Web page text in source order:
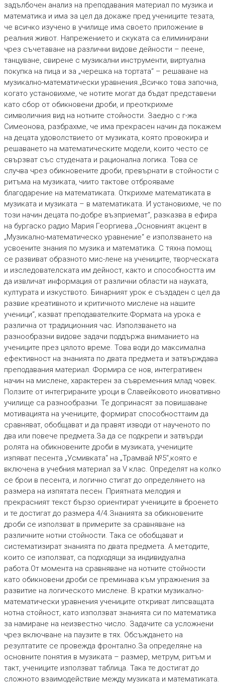
задълбочен анализ на преподавания материал по музика и
математика и има за цел да докаже пред учениците тезата,
че всичко изучено в училище има своето приложение в
реалния живот. Напрежението и скуката са елиминирани
чрез съчетаване на различни видове дейности – пеене,
танцуване, свирене с музикални инструменти, виртуална
покупка на пица и за „черешка на тортата“ – решаване на
музикално-математически уравнения.„Всичко това започна,
когато установихме, че нотите могат да бъдат представени
като сбор от обикновени дроби, и преоткрихме
символичния вид на нотните стойности. Заедно с г-жа
Симеонова, разбрахме, че има прекрасен начин да покажем
на децата удоволствието от музиката, която провокира и
решаването на математическите модели, които често се
свързват със студената и рационална логика. Това се
случва чрез обикновените дроби, превърнати в стойности с
ритъма на музиката, чиито тактове отброяваме
благодарение на математиката. Открихме математиката в
музиката и музиката – в математиката. И установихме, че по
този начин децата по-добре възприемат“, разказва в ефира
на бургаско радио Мария Георгиева.„Основният акцент в
„Музикално-математическо уравнение“ е използването на
усвоените знания по музика и математика. С тяхна помощ
се развиват образното мис-лене на учениците, творческата
и изследователската им дейност, както и способността им
да извличат информация от различни области на науката,
културата и изкуството. Бинарният урок е създаден с цел да
развие креативното и критичното мислене на нашите
ученици“, казват преподавателките.Формата на урока е
различна от традиционния час. Използването на
разнообразни видове задачи поддържа вниманието на
учениците през цялото време. Това води до максимална
ефективност на знанията по двата предмета и затвърждава
преподавания материал. Формира се нов, интегративен
начин на мислене, характерен за съвременния млад човек.
Ползите от интегрираните уроци в Славейковото иновативно
училище са разнообразни. Те допринасят за повишаване
мотивацията на учениците, формират способносттаим да
сравняват, обобщават и да правят изводи от наученото по
два или повече предмета.За да се подкрепи и затвърди
ролята на обикновените дроби в музиката, учениците
изпяват песента „Усмивката“ на „Трамвай №5“,която е
включена в учебния материал за V клас. Определят на колко
се брои в песента, и логично стигат до определянето на
размера на изпятата песен. Приятната мелодия и
прекрасният текст бързо ориентират учениците в броенето
и те достигат до размера 4/4.Знанията за обикновените
дроби се използват в примерите за сравняване на
различните нотни стойности. Така се обобщават и
систематизират знанията по двата предмета. А методите,
които се използват, са подходящи за индивидуална
работа.От момента на сравняване на нотните стойности
като обикновени дроби се преминава към упражнения за
развитие на логическото мислене. В кратки музикално-
математически уравнения учениците откриват липсващата
нотна стойност, като използват знанията си по математика
за намиране на неизвестно число. Задачите са усложнени
чрез включване на паузите в тях. Обсъждането на
резултатите се провежда фронтално.За определяне на
основните понятия в музиката – размер, метрум, ритъм и
такт, учениците използват таблица. Така те достигат до
сложното взаимодействие между музиката и математиката.